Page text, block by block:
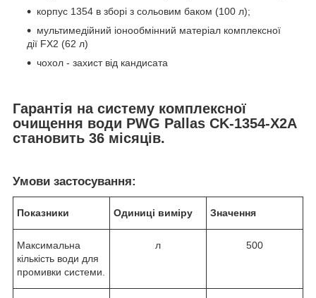
корпус 1354 в зборі з сольовим баком (100 л);
мультимедійний іонообмінний матеріал комплексної
дії FX2 (62 л)
чохол - захист від кандисата
Гарантія на систему комплексної
очищення води PWG Pallas CK-1354-X2A
становить 36 місяців.
Умови застосування:
Показники Одиниці виміру Значення
Максимальна
кількість води для
промивки системи.
л 500